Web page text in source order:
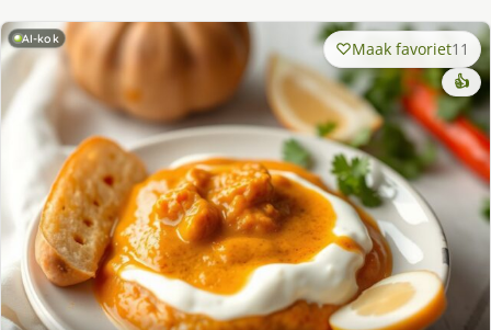
AI-kok Maak favoriet11
👍